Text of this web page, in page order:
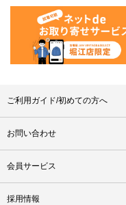
ご利用ガイド/初めての方へ
お問い合わせ
会員サービス
採用情報